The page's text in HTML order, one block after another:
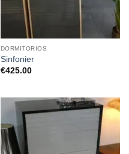
DORMITORIOS
Sinfonier
€425.00